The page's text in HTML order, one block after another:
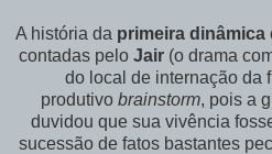
A história da primeira dinâmica
contadas pelo Jair (o drama
do local de internação da
produtivo brainstorm, pois a
duvidou que sua vivência
sucessão de fatos bastantes